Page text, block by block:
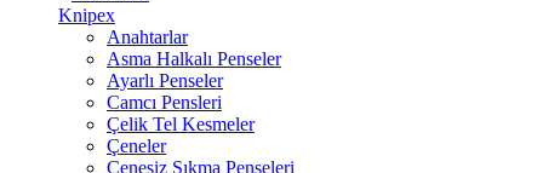
Knipex
Anahtarlar
Asma Halkalı Penseler
Ayarlı Penseler
Camcı Pensleri
Çelik Tel Kesmeler
Çeneler
Çenesiz Sıkma Penseleri